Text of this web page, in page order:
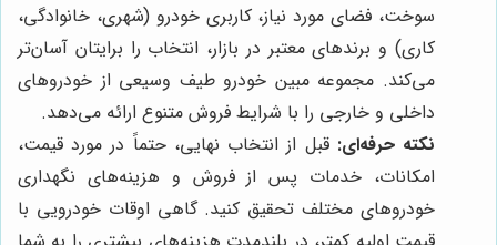
سوخت، فضای مورد نیاز، کاربری خودرو (شهری، خانوادگی،
کاری) و برندهای معتبر در بازار، انتخاب را برایتان آسان‌تر
می‌کند. مجموعه مبین خودرو طیف وسیعی از خودروهای
داخلی و خارجی را با شرایط فروش متنوع ارائه می‌دهد.
نکته حرفه‌ای: قبل از انتخاب نهایی، حتماً در مورد قیمت،
امکانات، خدمات پس از فروش و هزینه‌های نگهداری
خودروهای مختلف تحقیق کنید. گاهی اوقات خودرویی با